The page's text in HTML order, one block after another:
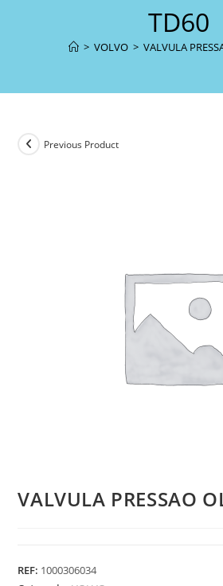
TD60
> VOLVO > VALVULA
Previous Product
VALVULA PRESSAO
REF: 1000306034